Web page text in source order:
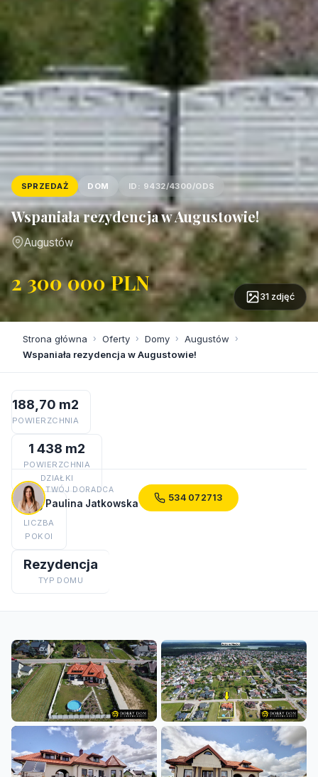
SPRZEDAŻ DOM ID: 9432/4300/ODS
Wspaniała rezydencja w Augustowie!
Augustów
2 300 000 PLN
31 zdjęć
Strona główna › Oferty › Domy › Augustów ›
Wspaniała rezydencja w Augustowie!
188,70 m2
POWIERZCHNIA
1 438 m2
POWIERZCHNIA
DZIAŁKI
5
LICZBA
POKOI
Rezydencja
TYP DOMU
TWÓJ DORADCA
Paulina Jatkowska 534 072713